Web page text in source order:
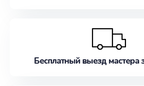
Бесплатный выезд мастера